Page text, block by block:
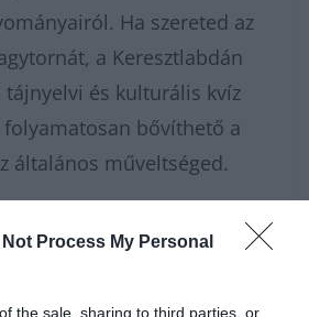
Not Process My Personal
the sale, sharing to third parties, or
Ha szereted az
a Keresztlabdán
és kulturális kvíz
bővíthető a
általános műveltséged.
kvízünk
, vagy épp